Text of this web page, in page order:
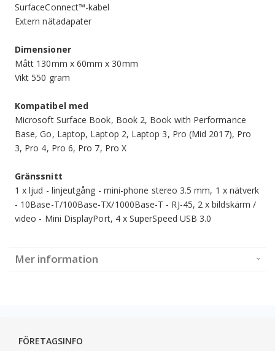
SurfaceConnect™-kabel
Extern nätadapater
Dimensioner
Mått 130mm x 60mm x 30mm
Vikt 550 gram
Kompatibel med
Microsoft Surface Book, Book 2, Book with Performance
Base, Go, Laptop, Laptop 2, Laptop 3, Pro (Mid 2017), Pro
3, Pro 4, Pro 6, Pro 7, Pro X
Gränssnitt
1 x ljud - linjeutgång - mini-phone stereo 3.5 mm, 1 x nätverk
- 10Base-T/100Base-TX/1000Base-T - RJ-45, 2 x bildskärm /
video - Mini DisplayPort, 4 x SuperSpeed USB 3.0
Mer information
FÖRETAGSINFO